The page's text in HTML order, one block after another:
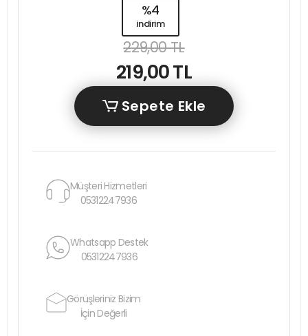
%4
indirim
229,00 TL
219,00 TL
Sepete Ekle
Müşteri Hizmetleri
05312247936
Whatsapp Destek
05312247936
Görüşleriniz Bizim
İçin Değerli